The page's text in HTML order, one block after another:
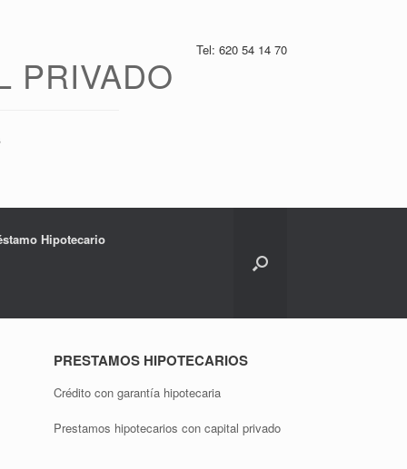
PRIVADO
Tel: 620 54 14 70
Hipotecario
PRESTAMOS HIPOTECARIOS
Crédito con garantía hipotecaria
Prestamos hipotecarios con capital privado